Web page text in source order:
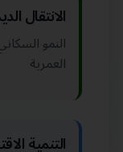
الانتقال
النمو
العمرية
التنمية